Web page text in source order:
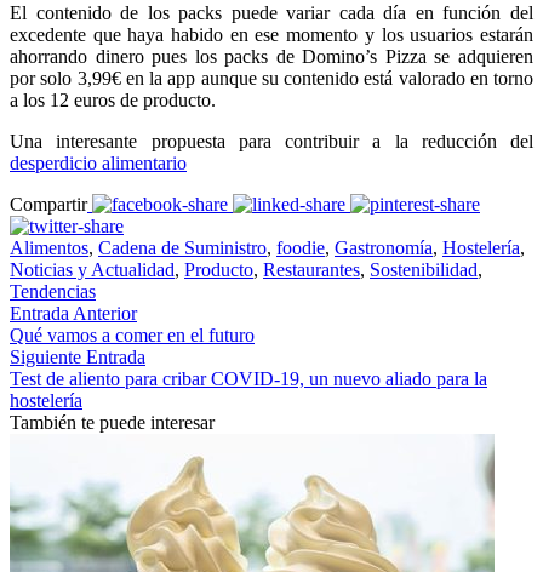
El contenido de los packs puede variar cada día en función del
excedente que haya habido en ese momento y los usuarios estarán
ahorrando dinero pues los packs de Domino’s Pizza se adquieren
por solo 3,99€ en la app aunque su contenido está valorado en torno
a los 12 euros de producto.
Una interesante propuesta para contribuir a la reducción del
desperdicio alimentario
Compartir
Alimentos, Cadena de Suministro, foodie, Gastronomía, Hostelería,
Noticias y Actualidad, Producto, Restaurantes, Sostenibilidad,
Tendencias
Entrada Anterior
Qué vamos a comer en el futuro
Siguiente Entrada
Test de aliento para cribar COVID-19, un nuevo aliado para la
hostelería
También te puede interesar